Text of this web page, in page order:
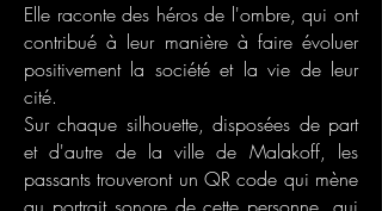
Elle raconte des héros de l'ombre, qui ont
contribué à leur manière à faire évoluer
positivement la société et la vie de leur
cité.
Sur chaque silhouette, disposées de part
et d'autre de la ville de Malakoff, les
passants trouveront un QR code qui mène